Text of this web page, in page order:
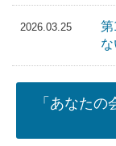
2026.03.25
「あなた